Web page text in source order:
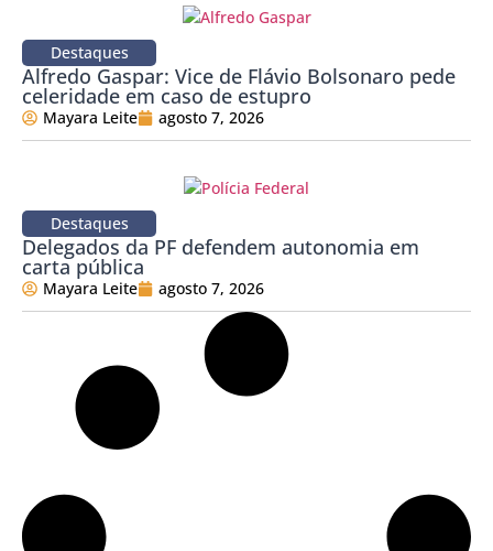
Destaques
Alfredo Gaspar: Vice de Flávio Bolsonaro pede
celeridade em caso de estupro
Mayara Leite agosto 7, 2026
Destaques
Delegados da PF defendem autonomia em
carta pública
Mayara Leite agosto 7, 2026